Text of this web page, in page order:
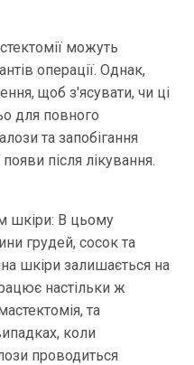
можуть
операції. Однак,
щоб з'ясувати, чи ці
для повного
та запобігання
після лікування.
шкіри: В цьому
грудей, сосок та
шкіри залишається на
настільки ж
та
коли
проводиться